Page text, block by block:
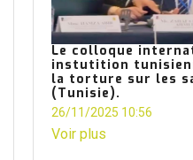
Le colloque
instutition
la torture sur les
(Tunisie).
26/11/2025 10:56
Voir plus